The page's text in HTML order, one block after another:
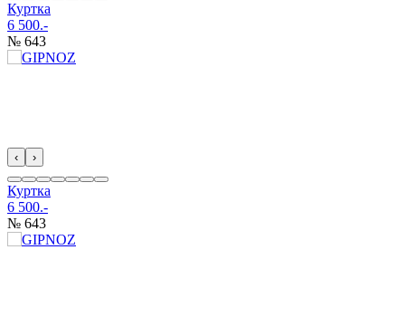
Куртка
6 500.-
№ 643
‹ ›
Куртка
6 500.-
№ 643